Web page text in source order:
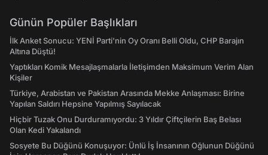
Günün Popüler Başlıkları
İlk Anket Sonucu: YENİ Parti'nin Oy Oranı Belli Oldu, CHP Barajın
Altına Düştü!
Yaptıkları Komik Mesajlaşmalarla İletişimden Maksimum Verim Alan
Kişiler
Türkiye, Arabistan ve Pakistan Arasında Mekke Anlaşması: Birine
Yapılan Saldırı Hepsine Yapılmış Sayılacak
Hiçbir Tuzak Onu Durduramıyordu: 3 Yıldır Çiftçilerin Baş Belası
Olan Kedi Yakalandı
Sosyete Bu Düğünü Konuşuyor: Ünlü İş İnsanının Oğlunun Düğünü